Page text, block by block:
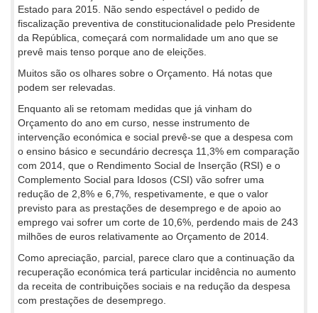
Estado para 2015. Não sendo espectável o pedido de
fiscalização preventiva de constitucionalidade pelo Presidente
da República, começará com normalidade um ano que se
prevê mais tenso porque ano de eleições.
Muitos são os olhares sobre o Orçamento. Há notas que
podem ser relevadas.
Enquanto ali se retomam medidas que já vinham do
Orçamento do ano em curso, nesse instrumento de
intervenção económica e social prevê-se que a despesa com
o ensino básico e secundário decresça 11,3% em comparação
com 2014, que o Rendimento Social de Inserção (RSI) e o
Complemento Social para Idosos (CSI) vão sofrer uma
redução de 2,8% e 6,7%, respetivamente, e que o valor
previsto para as prestações de desemprego e de apoio ao
emprego vai sofrer um corte de 10,6%, perdendo mais de 243
milhões de euros relativamente ao Orçamento de 2014.
Como apreciação, parcial, parece claro que a continuação da
recuperação económica terá particular incidência no aumento
da receita de contribuições sociais e na redução da despesa
com prestações de desemprego.